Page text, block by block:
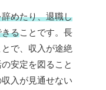
めたり、退職し
ることです。長
で、収入が途絶
安定を図ること
入が見通せない